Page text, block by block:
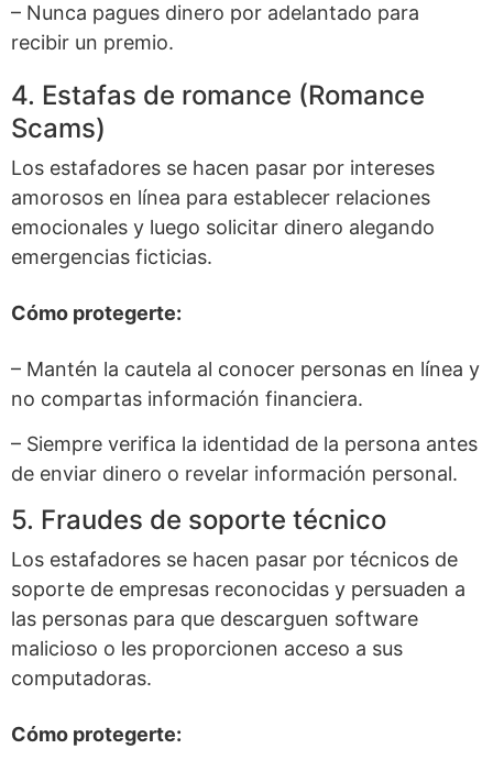
– Nunca pagues dinero por adelantado para
recibir un premio.
4. Estafas de romance (Romance
Scams)
Los estafadores se hacen pasar por intereses
amorosos en línea para establecer relaciones
emocionales y luego solicitar dinero alegando
emergencias ficticias.
Cómo protegerte:
– Mantén la cautela al conocer personas en línea y
no compartas información financiera.
– Siempre verifica la identidad de la persona antes
de enviar dinero o revelar información personal.
5. Fraudes de soporte técnico
Los estafadores se hacen pasar por técnicos de
soporte de empresas reconocidas y persuaden a
las personas para que descarguen software
malicioso o les proporcionen acceso a sus
computadoras.
Cómo protegerte: